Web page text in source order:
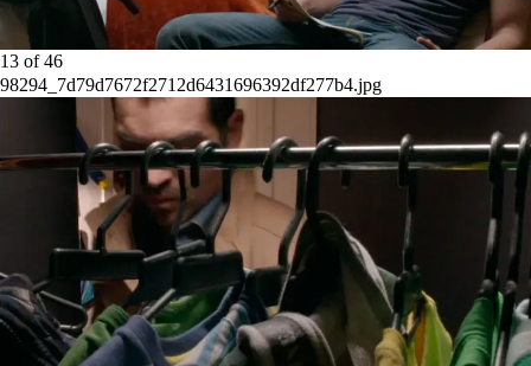
13 of46
98294_7d79d7672f2712d6431696392df277b4.jpg